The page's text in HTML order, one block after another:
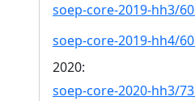
soep-core-2019-hh3/60
soep-core-2019-hh4/60
2020:
soep-core-2020-hh3/73